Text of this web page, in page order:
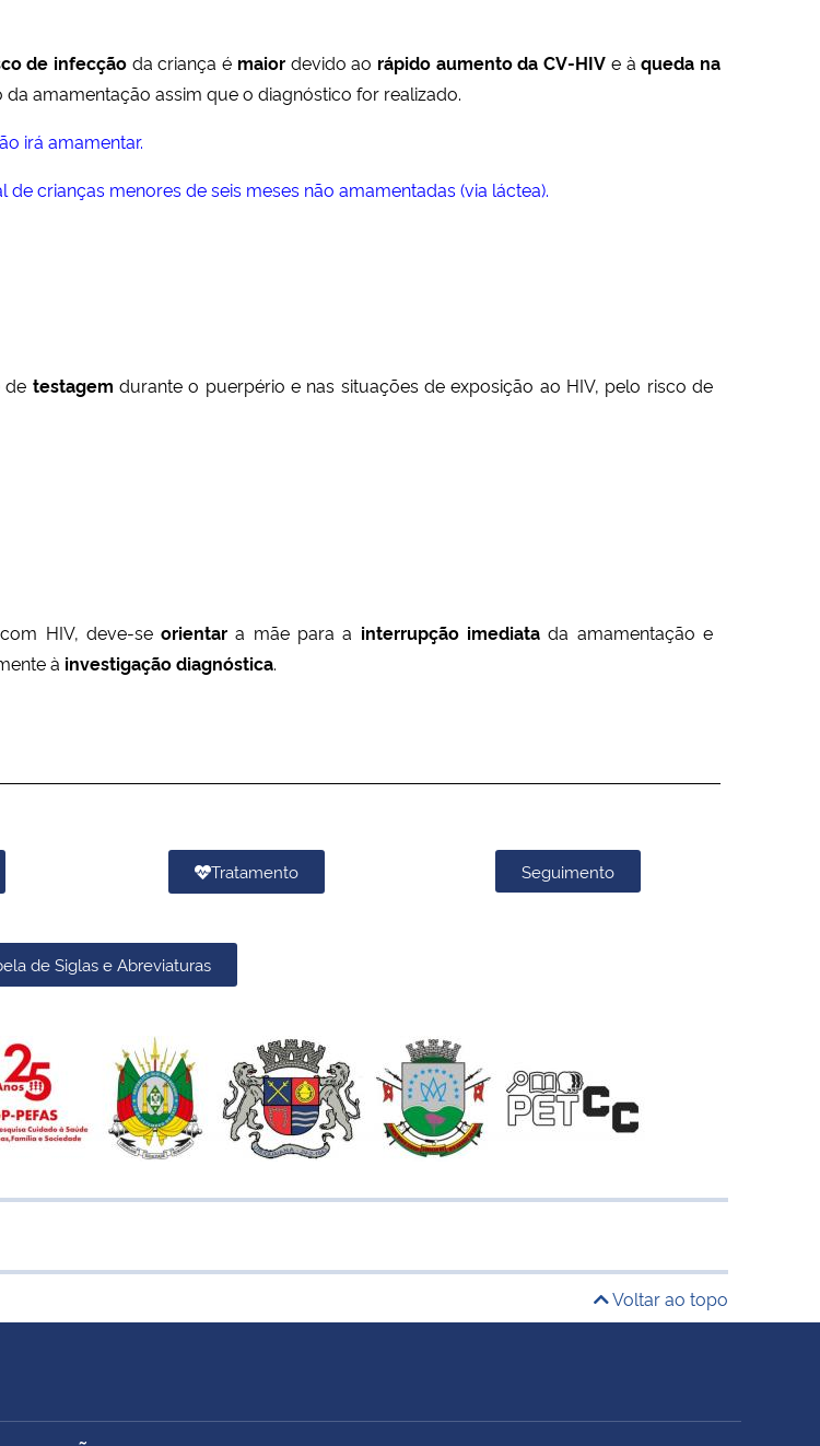
de infecçãoda criança é maior devido ao rápido aumento da CV-HIV e àqueda na
amamentação assim que o diagnóstico for realizado.
irá amamentar.
crianças menores de seis meses não amamentadas (via láctea).
de testagem durante o puerpério e nas situações de exposição ao HIV, pelo risco de
HIV, deve-seorientara mãe para a interrupção imediata da amamentação e
à investigação diagnóstica.
Tratamento Seguimento
de Siglas e Abreviaturas
Voltar ao topo